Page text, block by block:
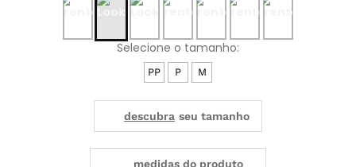
PP P M
medidas do produto